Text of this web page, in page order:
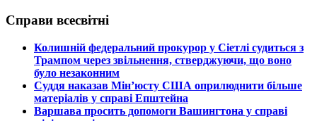
Справи всесвітні
​Колишній федеральний прокурор у Сіетлі судиться з
Трампом через звільнення, стверджуючи, що воно
було незаконним
​Суддя наказав Мін’юсту США оприлюднити більше
матеріалів у справі Епштейна
​Варшава просить допомоги Вашингтона у справі